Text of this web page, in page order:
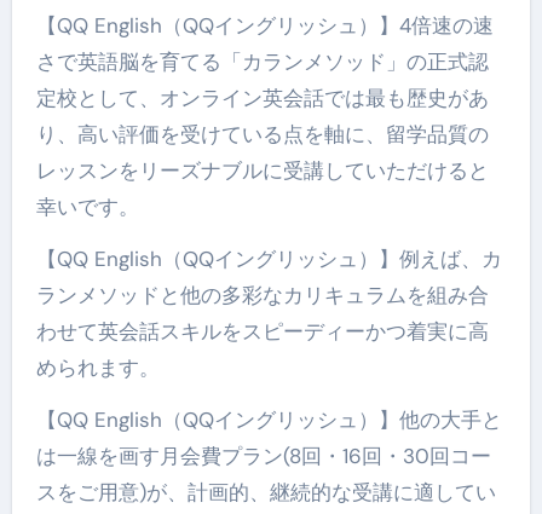
【QQ English（QQイングリッシュ）】4倍速の速
さで英語脳を育てる「カランメソッド」の正式認
定校として、オンライン英会話では最も歴史があ
り、高い評価を受けている点を軸に、留学品質の
レッスンをリーズナブルに受講していただけると
幸いです。
【QQ English（QQイングリッシュ）】例えば、カ
ランメソッドと他の多彩なカリキュラムを組み合
わせて英会話スキルをスピーディーかつ着実に高
められます。
【QQ English（QQイングリッシュ）】他の大手と
は一線を画す月会費プラン(8回・16回・30回コー
スをご用意)が、計画的、継続的な受講に適してい